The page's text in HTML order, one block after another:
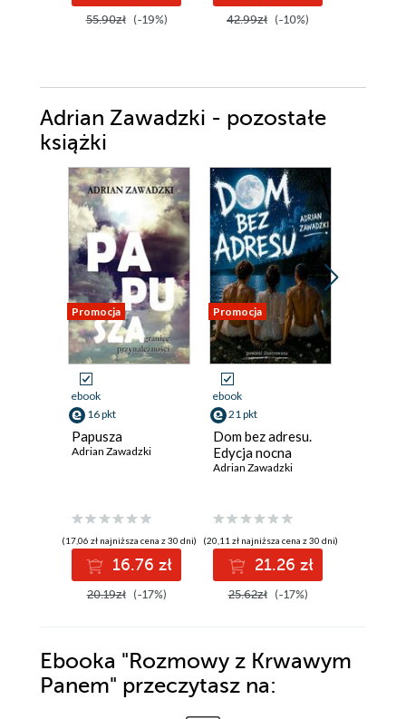
55.90zł (-19%) 42.99zł (-10%)
Adrian Zawadzki - pozostałe
książki
Promocja
ebook
16 pkt
Papusza
Adrian Zawadzki
(17,06 zł najniższa cena z 30 dni)
16.76 zł
20.19zł (-17%)
Promocja
ebook
21 pkt
Dom bez adresu.
Edycja nocna
Adrian Zawadzki
(20,11 zł najniższa cena z 30 dni)
21.26 zł
25.62zł (-17%)
Ebooka "Rozmowy z Krwawym
Panem" przeczytasz na: